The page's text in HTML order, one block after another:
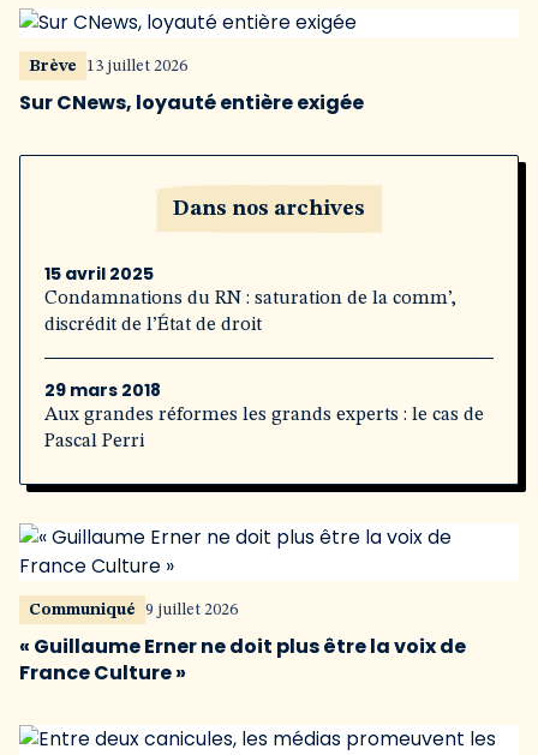
Brève 13 juillet 2026
Sur CNews, loyauté entière exigée
Dans nos archives
15 avril 2025
Condamnations du RN : saturation de la comm’,
discrédit de l’État de droit
29 mars 2018
Aux grandes réformes les grands experts : le cas de
Pascal Perri
Communiqué 9 juillet 2026
« Guillaume Erner ne doit plus être la voix de
France Culture »